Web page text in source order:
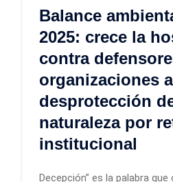
Balance
2025: crece la
contra
organizaciones
desprotección
naturaleza por
institucional
Decepción” es la palabra